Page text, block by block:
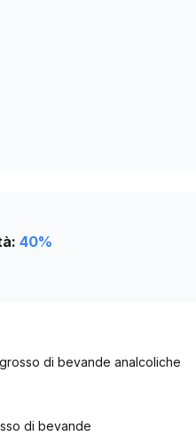
40%
di bevande analcoliche
di bevande